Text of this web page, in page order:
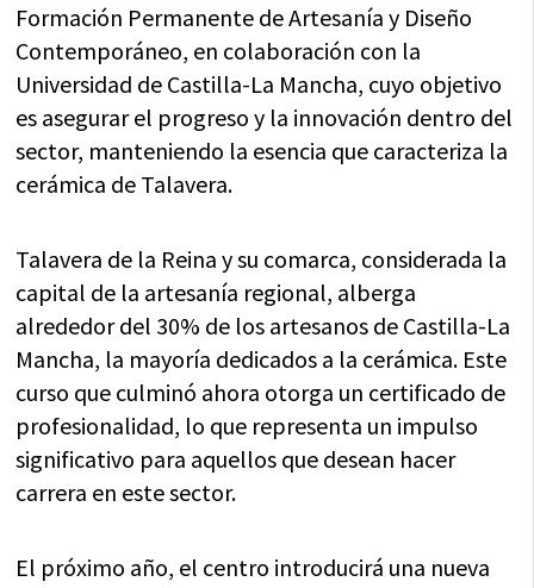
Formación Permanente de Artesanía y Diseño
Contemporáneo, en colaboración con la
Universidad de Castilla-La Mancha, cuyo objetivo
es asegurar el progreso y la innovación dentro del
sector, manteniendo la esencia que caracteriza la
cerámica de Talavera.
Talavera de la Reina y su comarca, considerada la
capital de la artesanía regional, alberga
alrededor del 30% de los artesanos de Castilla-La
Mancha, la mayoría dedicados a la cerámica. Este
curso que culminó ahora otorga un certificado de
profesionalidad, lo que representa un impulso
significativo para aquellos que desean hacer
carrera en este sector.
El próximo año, el centro introducirá una nueva